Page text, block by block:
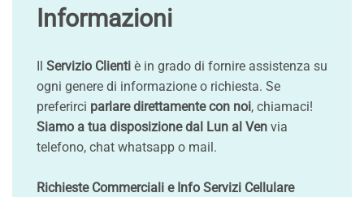
Informazioni
Il Servizio Clienti è in grado di fornire assistenza su
ogni genere di informazione o richiesta. Se
preferirci parlare direttamente con noi, chiamaci!
Siamo a tua disposizione dal Lun al Ven via
telefono, chat whatsapp o mail.
Richieste Commerciali e Info Servizi Cellulare